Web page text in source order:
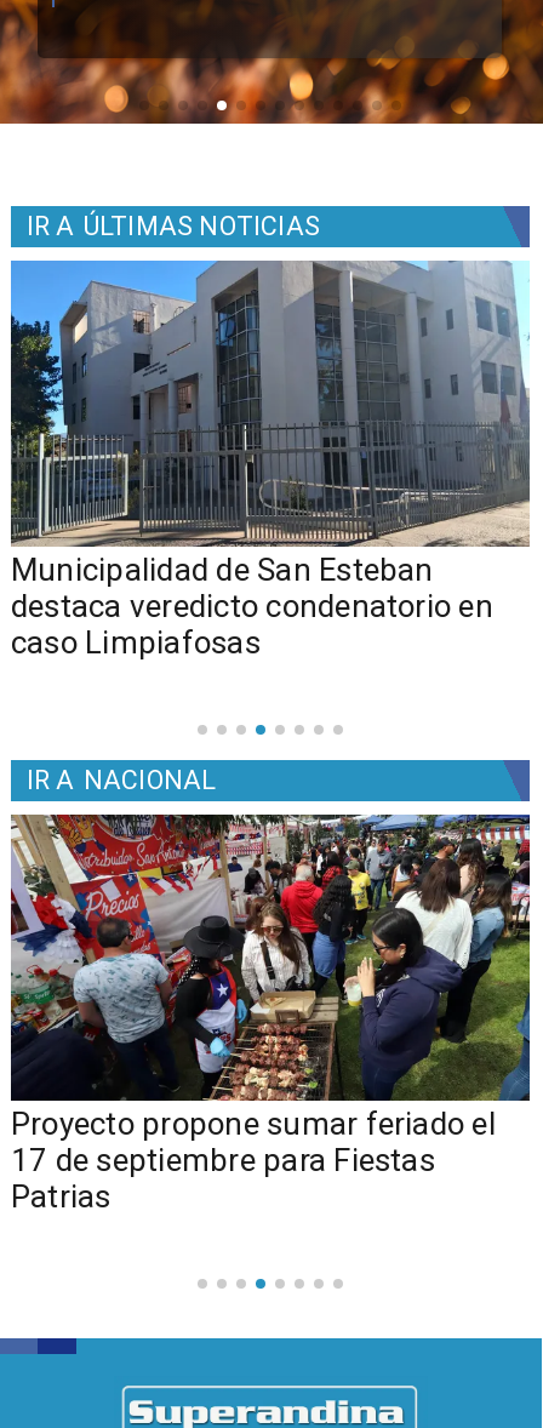
IR A ÚLTIMAS NOTICIAS
Municipalidad de San Esteban
destaca veredicto condenatorio en
caso Limpiafosas
IR A NACIONAL
Proyecto propone sumar feriado el
17 de septiembre para Fiestas
Patrias